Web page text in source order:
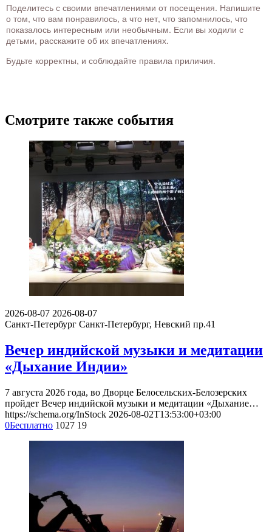
Поделитесь с своими впечатлениями от посещения. Напишите
о том, что вам понравилось, а что нет, что запомнилось, что
показалось интересным или необычным. Если вы ходили с
детьми, расскажите об их впечатлениях.
Будьте корректны, и соблюдайте правила приличия.
Смотрите также события
2026-08-07 2026-08-07
Санкт-Петербург Санкт-Петербург, Невский пр.41
Вечер индийской музыки и медитации
«Дыхание Индии»
7 августа 2026 года, во Дворце Белосельских-Белозерских
пройдет Вечер индийской музыки и медитации «Дыхание…
https://schema.org/InStock 2026-08-02T13:53:00+03:00
0Бесплатно 1027 19